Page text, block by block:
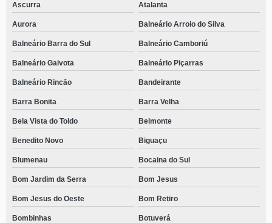
Ascurra Atalanta
Aurora Balneário Arroio do Silva
Balneário Barra do Sul Balneário Camboriú
Balneário Gaivota Balneário Piçarras
Balneário Rincão Bandeirante
Barra Bonita Barra Velha
Bela Vista do Toldo Belmonte
Benedito Novo Biguaçu
Blumenau Bocaina do Sul
Bom Jardim da Serra Bom Jesus
Bom Jesus do Oeste Bom Retiro
Bombinhas Botuverá